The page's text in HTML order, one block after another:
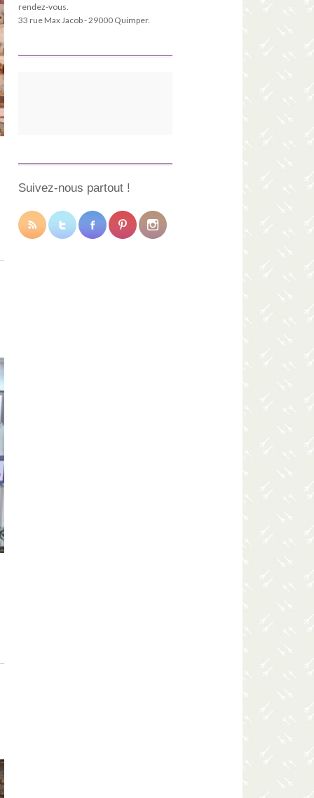
rendez-vous.
33 rue Max Jacob - 29000 Quimper.
Suivez-nous partout !